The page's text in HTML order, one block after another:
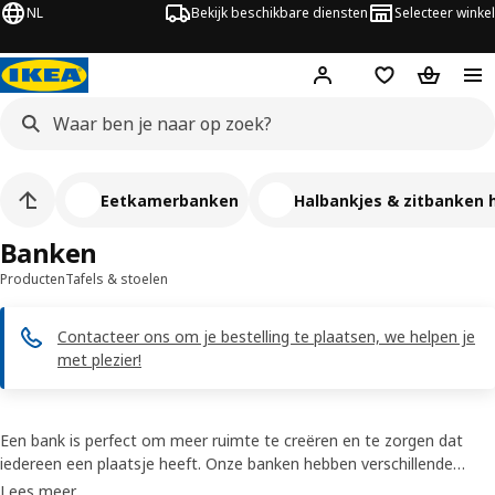
NL Bekijk beschikbare diensten Selecteer winkel
Hej! Log inVerlanglijstje
ProductenTafels & stoelen
Contacteer ons om je bestelling te plaatsen, we helpen je
met plezier!
Banken
Eetkamerbanken Halbankjes & zitbanken
Een bank is perfect om meer ruimte te creëren en te zorgen dat
iedereen een plaatsje heeft. Onze banken hebben verschillende
maten, stijlen, kleuren en materialen, inclusief massief hout. Je vindt